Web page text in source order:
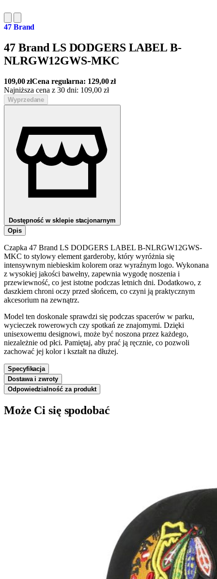
47 Brand
47 Brand LS DODGERS LABEL B-
NLRGW12GWS-MKC
109,00złCena regularna: 129,00zł
Najniższa cena z 30 dni: 109,00 zł
Wyprzedane
Dostępność w sklepie stacjonarnym
Opis
Czapka 47 Brand LS DODGERS LABEL B-NLRGW12GWS-
MKC to stylowy element garderoby, który wyróżnia się
intensywnym niebieskim kolorem oraz wyraźnym logo. Wykonana
z wysokiej jakości bawełny, zapewnia wygodę noszenia i
przewiewność, co jest istotne podczas letnich dni. Dodatkowo, z
daszkiem chroni oczy przed słońcem, co czyni ją praktycznym
akcesorium na zewnątrz.
Model ten doskonale sprawdzi się podczas spacerów w parku,
wycieczek rowerowych czy spotkań ze znajomymi. Dzięki
unisexowemu designowi, może być noszona przez każdego,
niezależnie od płci. Pamiętaj, aby prać ją ręcznie, co pozwoli
zachować jej kolor i kształt na dłużej.
Specyfikacja
Dostawa i zwroty
Odpowiedzialność za produkt
Może Ci się spodobać